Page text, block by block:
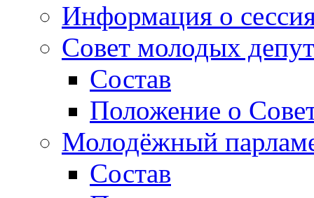
Информация о
Совет молодых
Состав
Положение о
Молодёжный
Состав